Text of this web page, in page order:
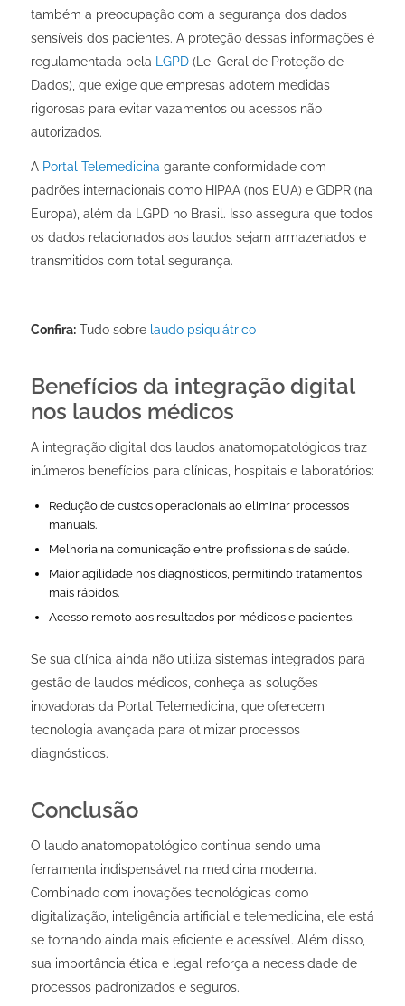
também a preocupação com a segurança dos dados
sensíveis dos pacientes. A proteção dessas informações é
regulamentada pela LGPD(Lei Geral de Proteção de
Dados), que exige que empresas adotem medidas
rigorosas para evitar vazamentos ou acessos não
autorizados.
A Portal Telemedicina garante conformidade com
padrões internacionais como HIPAA (nos EUA) e GDPR (na
Europa), além da LGPD no Brasil. Isso assegura que todos
os dados relacionados aos laudos sejam armazenados e
transmitidos com total segurança.
Confira:Tudo sobre laudo psiquiátrico
Benefícios da integração digital
nos laudos médicos
A integração digital dos laudos anatomopatológicos traz
inúmeros benefícios para clínicas, hospitais e laboratórios:
Redução de custos operacionais ao eliminar processos
manuais.
Melhoria na comunicação entre profissionais de saúde.
Maior agilidade nos diagnósticos, permitindo tratamentos
mais rápidos.
Acesso remoto aos resultados por médicos e pacientes.
Se sua clínica ainda não utiliza sistemas integrados para
gestão de laudos médicos, conheça as soluções
inovadoras da Portal Telemedicina, que oferecem
tecnologia avançada para otimizar processos
diagnósticos.
Conclusão
O laudo anatomopatológico continua sendo uma
ferramenta indispensável na medicina moderna.
Combinado com inovações tecnológicas como
digitalização, inteligência artificial e telemedicina, ele está
se tornando ainda mais eficiente e acessível. Além disso,
sua importância ética e legal reforça a necessidade de
processos padronizados e seguros.